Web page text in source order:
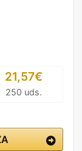
21,57€
250 uds.